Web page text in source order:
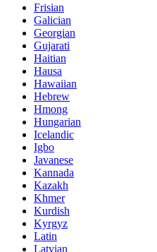
Frisian
Galician
Georgian
Gujarati
Haitian
Hausa
Hawaiian
Hebrew
Hmong
Hungarian
Icelandic
Igbo
Javanese
Kannada
Kazakh
Khmer
Kurdish
Kyrgyz
Latin
Latvian